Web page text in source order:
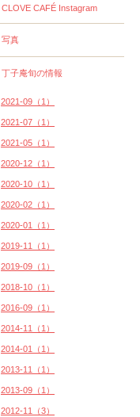
CLOVE CAFÉ Instagram
写真
丁子庵旬の情報
2021-09（1）
2021-07（1）
2021-05（1）
2020-12（1）
2020-10（1）
2020-02（1）
2020-01（1）
2019-11（1）
2019-09（1）
2018-10（1）
2016-09（1）
2014-11（1）
2014-01（1）
2013-11（1）
2013-09（1）
2012-11（3）